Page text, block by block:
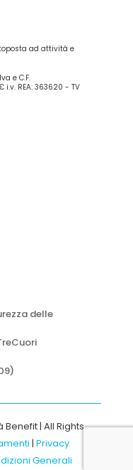
ad attività e
e C.F.
REA: 363620 - TV
delle
| All Rights
| Privacy
Generali